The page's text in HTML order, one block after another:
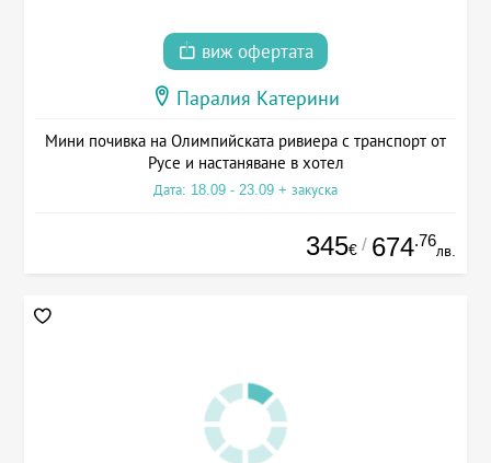
виж офертата
Паралия Катерини
Мини почивка на Олимпийската ривиера с транспорт от
Русе и настаняване в хотел
Дата: 18.09 - 23.09 + закуска
345€ / 674.76
лв.